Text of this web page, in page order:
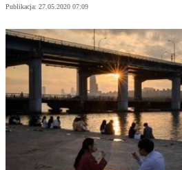
Publikacja: 27.05.2020 07:09